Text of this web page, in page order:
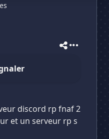
2 sur minecraft
discord rp fnaf 2
et un serveur rp s
2
FNAF 2
ton avis de ce
2